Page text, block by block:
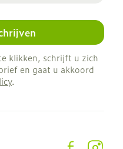
klikken, schrijft u zich
en gaat u akkoord
.